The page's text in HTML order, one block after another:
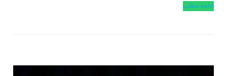
ادامه مطلب